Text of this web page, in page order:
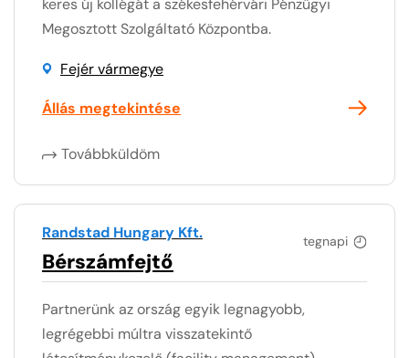
Megosztott Szolgáltató Központba.
Fejér vármegye
Állás megtekintése
Továbbküldöm
tegnapi
Randstad Hungary Kft.
Bérszámfejtő
Partnerünk az ország egyik legnagyobb,
legrégebbi múltra visszatekintő